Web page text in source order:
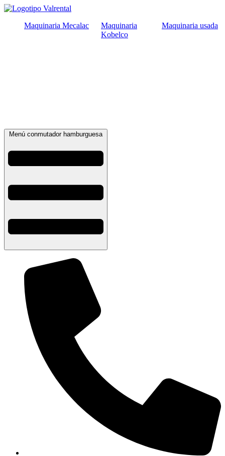
Ir
contenidoMaquinaria Mecalac
Maquinaria
Kobelco
Maquinaria usada
Menú conmutador hamburguesa